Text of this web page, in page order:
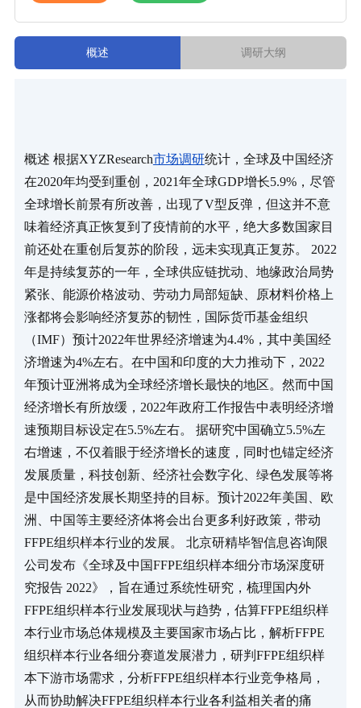
概述 调研大纲
概述 根据XYZResearch市场调研统计，全球及中国经济
在2020年均受到重创，2021年全球GDP增长5.9%，尽管
全球增长前景有所改善，出现了V型反弹，但这并不意
味着经济真正恢复到了疫情前的水平，绝大多数国家目
前还处在重创后复苏的阶段，远未实现真正复苏。 2022
年是持续复苏的一年，全球供应链扰动、地缘政治局势
紧张、能源价格波动、劳动力局部短缺、原材料价格上
涨都将会影响经济复苏的韧性，国际货币基金组织
（IMF）预计2022年世界经济增速为4.4%，其中美国经
济增速为4%左右。在中国和印度的大力推动下，2022
年预计亚洲将成为全球经济增长最快的地区。然而中国
经济增长有所放缓，2022年政府工作报告中表明经济增
速预期目标设定在5.5%左右。 据研究中国确立5.5%左
右增速，不仅着眼于经济增长的速度，同时也锚定经济
发展质量，科技创新、经济社会数字化、绿色发展等将
是中国经济发展长期坚持的目标。预计2022年美国、欧
洲、中国等主要经济体将会出台更多利好政策，带动
FFPE组织样本行业的发展。 北京研精毕智信息咨询限
公司发布《全球及中国FFPE组织样本细分市场深度研
究报告 2022》，旨在通过系统性研究，梳理国内外
FFPE组织样本行业发展现状与趋势，估算FFPE组织样
本行业市场总体规模及主要国家市场占比，解析FFPE
组织样本行业各细分赛道发展潜力，研判FFPE组织样
本下游市场需求，分析FFPE组织样本行业竞争格局，
从而协助解决FFPE组织样本行业各利益相关者的痛